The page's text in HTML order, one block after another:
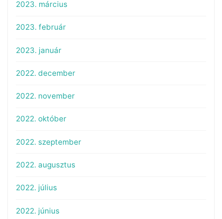
2023. március
2023. február
2023. január
2022. december
2022. november
2022. október
2022. szeptember
2022. augusztus
2022. július
2022. június